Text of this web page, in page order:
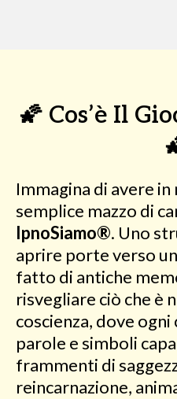
🌠 Cos’è Il
Immagina di avere in
semplice mazzo di
IpnoSiamo®. Uno
aprire porte verso
fatto di antiche
risvegliare ciò che è
coscienza, dove
parole e simboli
frammenti di
reincarnazione,